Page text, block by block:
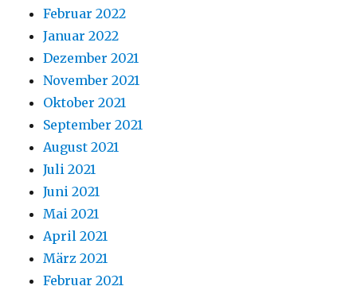
Februar 2022
Januar 2022
Dezember 2021
November 2021
Oktober 2021
September 2021
August 2021
Juli 2021
Juni 2021
Mai 2021
April 2021
März 2021
Februar 2021